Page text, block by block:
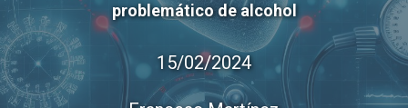
problemático de alcohol
15/02/2024